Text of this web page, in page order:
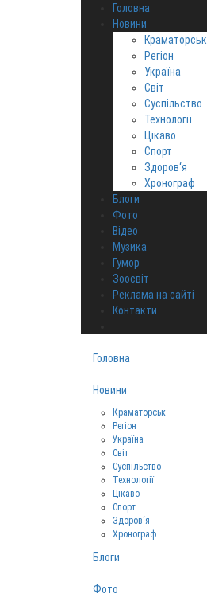
Головна
Новини
Краматорськ
Регіон
Україна
Світ
Суспільство
Технології
Цікаво
Спорт
Здоров‘я
Хронограф
Блоги
Фото
Відео
Музика
Гумор
Зоосвіт
Реклама на сайті
Контакти
Головна
Новини
Краматорськ
Регіон
Україна
Світ
Суспільство
Технології
Цікаво
Спорт
Здоров‘я
Хронограф
Блоги
Фото